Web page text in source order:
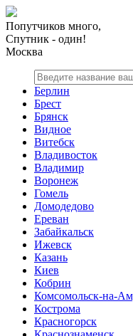
Попутчиков много,
Спутник - один!
Москва
Берлин
Брест
Брянск
Видное
Витебск
Владивосток
Владимир
Воронеж
Гомель
Домодедово
Ереван
Забайкальск
Ижевск
Казань
Киев
Кобрин
Комсомольск-на-
Кострома
Красногорск